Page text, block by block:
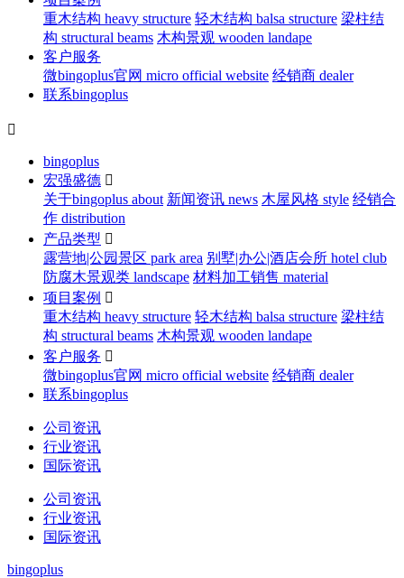
重木结构 heavy structure 轻木结构 balsa structure 梁柱结
构 structural beams 木构景观 wooden landape
客户服务
微bingoplus官网 micro official website 经销商 dealer
联系bingoplus

bingoplus
宏强盛德 
关于bingoplus about 新闻资讯 news 木屋风格 style 经销合
作 distribution
产品类型 
露营地|公园景区 park area 别墅|办公|酒店会所 hotel club
防腐木景观类 landscape 材料加工销售 material
项目案例 
重木结构 heavy structure 轻木结构 balsa structure 梁柱结
构 structural beams 木构景观 wooden landape
客户服务 
微bingoplus官网 micro official website 经销商 dealer
联系bingoplus
公司资讯
行业资讯
国际资讯
公司资讯
行业资讯
国际资讯
bingoplus